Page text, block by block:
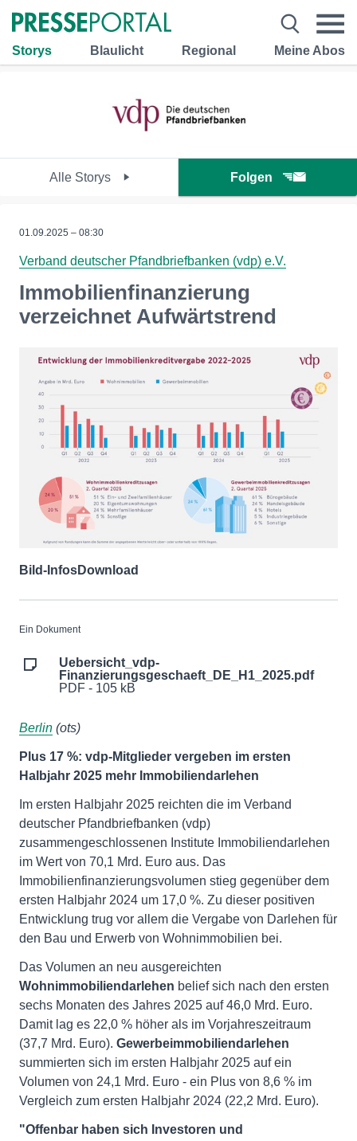
Storys Blaulicht Regional Meine Abos
Alle Storys Folgen
01.09.2025 – 08:30
Verband deutscher Pfandbriefbanken (vdp) e.V.
Immobilienfinanzierung
verzeichnet Aufwärtstrend
Bild-InfosDownload
Ein Dokument
Uebersicht_vdp-
Finanzierungsgeschaeft_DE_H1_2025.pdf
PDF - 105 kB
Berlin (ots)
Plus 17 %: vdp-Mitglieder vergeben im ersten
Halbjahr 2025 mehr Immobiliendarlehen
Im ersten Halbjahr 2025 reichten die im Verband
deutscher Pfandbriefbanken (vdp)
zusammengeschlossenen Institute Immobiliendarlehen
im Wert von 70,1 Mrd. Euro aus. Das
Immobilienfinanzierungsvolumen stieg gegenüber dem
ersten Halbjahr 2024 um 17,0 %. Zu dieser positiven
Entwicklung trug vor allem die Vergabe von Darlehen für
den Bau und Erwerb von Wohnimmobilien bei.
Das Volumen an neu ausgereichten
Wohnimmobiliendarlehen belief sich nach den ersten
sechs Monaten des Jahres 2025 auf 46,0 Mrd. Euro.
Damit lag es 22,0 % höher als im Vorjahreszeitraum
(37,7 Mrd. Euro). Gewerbeimmobiliendarlehen
summierten sich im ersten Halbjahr 2025 auf ein
Volumen von 24,1 Mrd. Euro - ein Plus von 8,6 % im
Vergleich zum ersten Halbjahr 2024 (22,2 Mrd. Euro).
"Offenbar haben sich Investoren und